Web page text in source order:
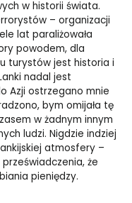
w historii świata.
– organizacji
lat paraliżowała
powodem, dla
turystów jest historia i
nadal jest
Azji ostrzegano mnie
bym omijała tę
w żadnym innym
ludzi. Nigdzie indziej
atmosfery –
że
pieniędzy.